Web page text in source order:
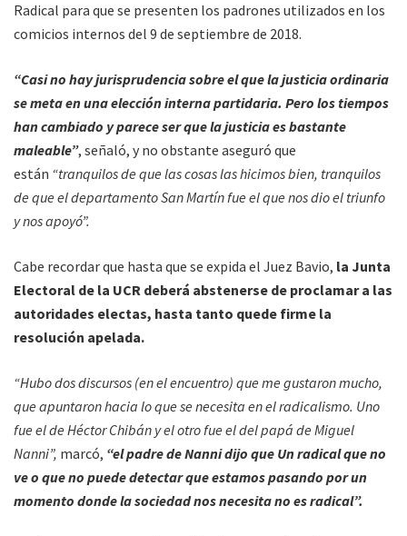
Radical para que se presenten los padrones utilizados en los
comicios internos del 9 de septiembre de 2018.
“Casi no hay jurisprudencia sobre el que la justicia ordinaria
se meta en una elección interna partidaria. Pero los tiempos
han cambiado y parece ser que la justicia es bastante
maleable”, señaló, y no obstante aseguró que
están “tranquilos de que las cosas las hicimos bien, tranquilos
de que el departamento San Martín fue el que nos dio el triunfo
y nos apoyó”.
Cabe recordar que hasta que se expida el Juez Bavio, la Junta
Electoral de la UCR deberá abstenerse de proclamar a las
autoridades electas, hasta tanto quede firme la
resolución apelada.
“Hubo dos discursos (en el encuentro) que me gustaron mucho,
que apuntaron hacia lo que se necesita en el radicalismo. Uno
fue el de Héctor Chibán y el otro fue el del papá de Miguel
Nanni”, marcó, “el padre de Nanni dijo que Un radical que no
ve o que no puede detectar que estamos pasando por un
momento donde la sociedad nos necesita no es radical”.